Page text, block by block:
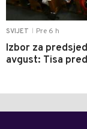
SVIJET Pre 6 h
Izbor za
avgust: Tisa